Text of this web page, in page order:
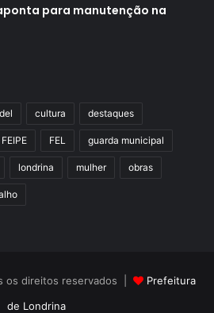
para manutenção na
cultura destaques
FEIPE FEL guarda municipal
londrina mulher obras
os direitos reservados |
Prefeitura
de Londrina